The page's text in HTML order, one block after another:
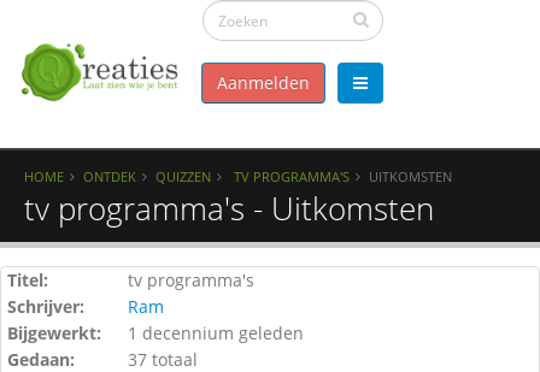
Aanmelden
HOME ONTDEK QUIZZEN TV PROGRAMMA'S UITKOMSTEN
tv programma's - Uitkomsten
Titel:
tv programma's
Schrijver:
Ram
Bijgewerkt:
1 decennium geleden
Gedaan:
37 totaal